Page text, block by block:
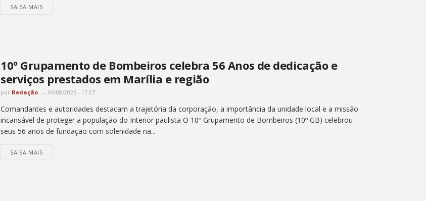
SAIBA MAIS
10º Grupamento de Bombeiros celebra 56 Anos de dedicação e
serviços prestados em Marília e região
por Redação 06/08/2026 - 17:27
Comandantes e autoridades destacam a trajetória da corporação, a importância da unidade local e a missão
incansável de proteger a população do Interior paulista O 10º Grupamento de Bombeiros (10º GB) celebrou
seus 56 anos de fundação com solenidade na...
SAIBA MAIS